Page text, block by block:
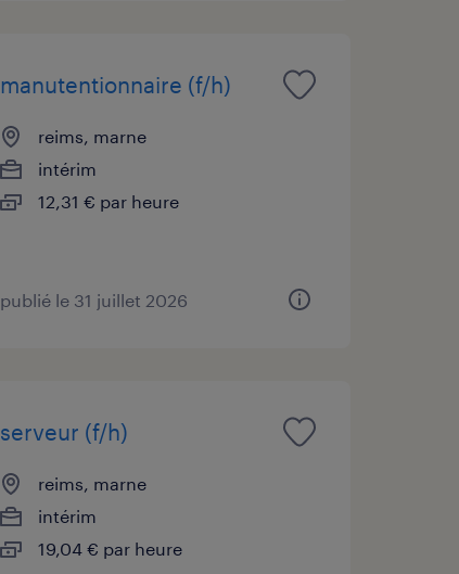
manutentionnaire (f/h)
reims, marne
intérim
12,31 € par heure
publié le 31 juillet 2026
serveur (f/h)
reims, marne
intérim
19,04 € par heure